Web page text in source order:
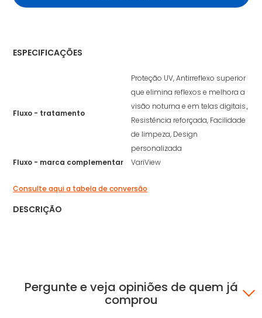
ESPECIFICAÇÕES
Fluxo - tratamento
Proteção UV, Antirreflexo superior
que elimina reflexos e melhora a
visão noturna e em telas digitais.,
Resistência reforçada, Facilidade
de limpeza, Design
personalizada
Fluxo - marca complementar
VariView
Consulte aqui a tabela de conversão
DESCRIÇÃO
Pergunte e veja opiniões de quem já
comprou